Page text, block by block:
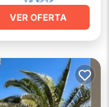
VER OFERTA